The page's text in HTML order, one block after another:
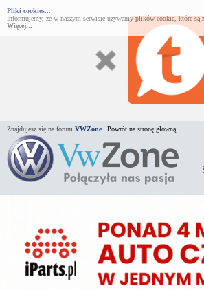
Pliki cookies...
Informujemy, że w naszym serwisie używamy plików cookie, które są
Więcej...
Znajdujesz się na forum VWZone Powrót na stronę główną.